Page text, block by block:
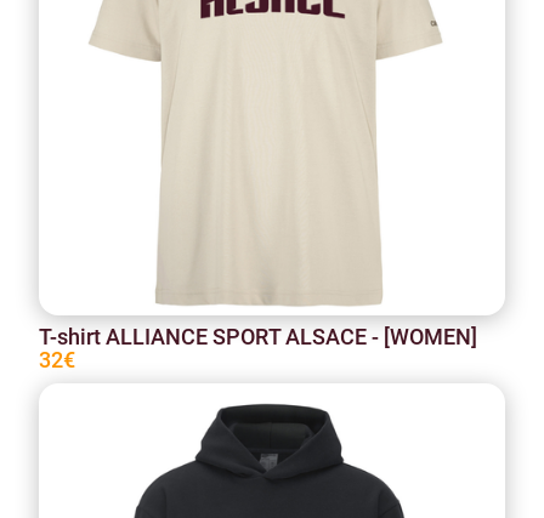
T-shirt ALLIANCE SPORT ALSACE - [WOMEN]
32€